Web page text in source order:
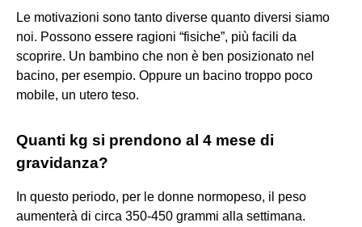
Le motivazioni sono tanto diverse quanto diversi siamo
noi. Possono essere ragioni “fisiche”, più facili da
scoprire. Un bambino che non è ben posizionato nel
bacino, per esempio. Oppure un bacino troppo poco
mobile, un utero teso.
Quanti kg si prendono al 4 mese di
gravidanza?
In questo periodo, per le donne normopeso, il peso
aumenterà di circa 350-450 grammi alla settimana.